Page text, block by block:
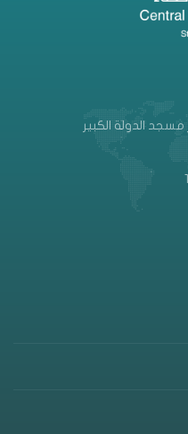
الدولة الكبير